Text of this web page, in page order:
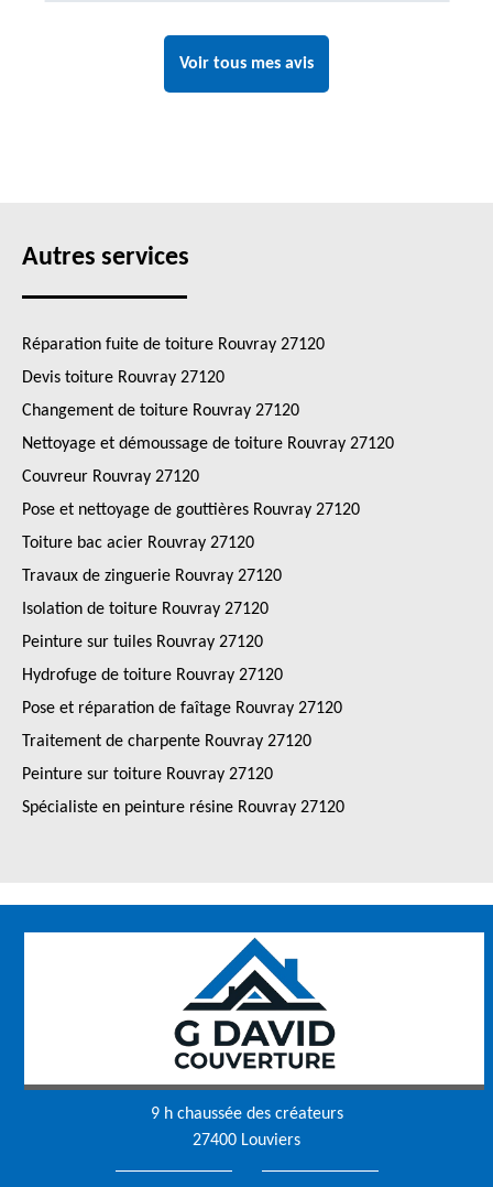
Voir tous mes avis
Autres services
Réparation fuite de toiture Rouvray 27120
Devis toiture Rouvray 27120
Changement de toiture Rouvray 27120
Nettoyage et démoussage de toiture Rouvray 27120
Couvreur Rouvray 27120
Pose et nettoyage de gouttières Rouvray 27120
Toiture bac acier Rouvray 27120
Travaux de zinguerie Rouvray 27120
Isolation de toiture Rouvray 27120
Peinture sur tuiles Rouvray 27120
Hydrofuge de toiture Rouvray 27120
Pose et réparation de faîtage Rouvray 27120
Traitement de charpente Rouvray 27120
Peinture sur toiture Rouvray 27120
Spécialiste en peinture résine Rouvray 27120
9 h chaussée des créateurs
27400 Louviers